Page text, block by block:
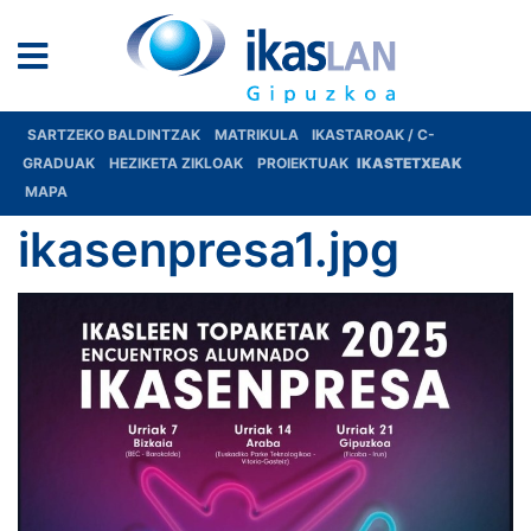
SARTZEKO BALDINTZAK MATRIKULA
IKASTAROAK / C-
GRADUAK
HEZIKETA ZIKLOAK PROIEKTUAK IKASTETXEAK
MAPA
ikasenpresa1.jpg